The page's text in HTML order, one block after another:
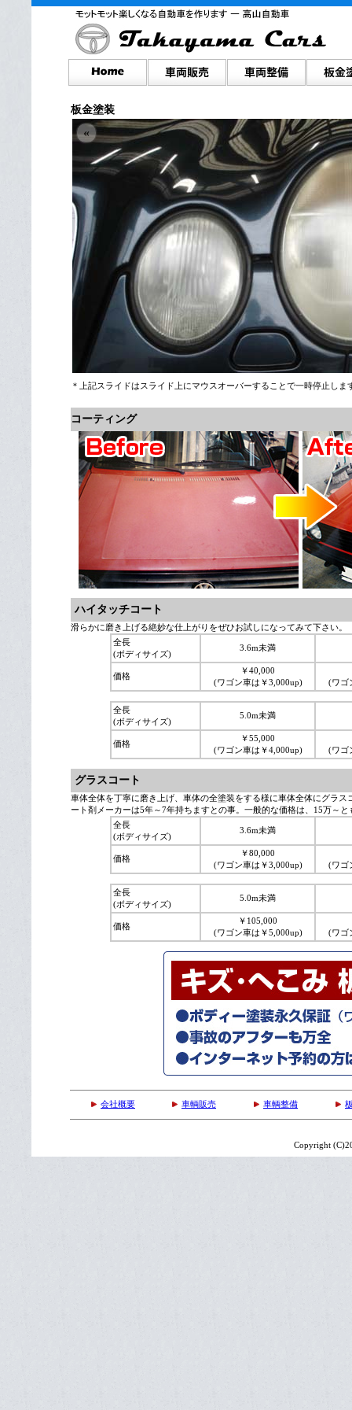
板金塗装
«
＊上記スライドはスライド上にマウスオーバーすることで一時停止し
コーティング
ハイタッチコート
滑らかに磨き上げる絶妙な仕上がりをぜひお試しになってみて下さい。
全長
(ボディサイズ)
3.6m未満
価格
￥40,000
(ワゴン車は￥3,000up)
(ワゴ
全長
(ボディサイズ)
5.0m未満
価格
￥55,000
(ワゴン車は￥4,000up)
(ワゴ
グラスコート
車体全体を丁寧に磨き上げ、車体の全塗装をする様に車体全体にグラ
ート剤メーカーは5年～7年持ちますとの事。一般的な価格は、15万～
全長
(ボディサイズ)
3.6m未満
価格
￥80,000
(ワゴン車は￥3,000up)
(ワゴ
全長
(ボディサイズ)
5.0m未満
価格
￥105,000
(ワゴン車は￥5,000up)
(ワゴ
会社概要 車輌販売 車輌整備
Copyright